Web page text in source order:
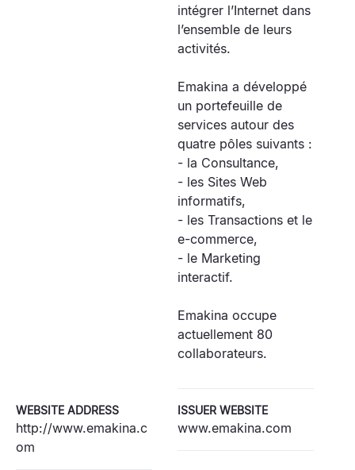
intégrer l’Internet dans
l’ensemble de leurs
activités.
Emakina a développé
un portefeuille de
services autour des
quatre pôles suivants :
- la Consultance,
- les Sites Web
informatifs,
- les Transactions et le
e-commerce,
- le Marketing
interactif.
Emakina occupe
actuellement 80
collaborateurs.
WEBSITE ADDRESS
http://www.emakina.c
om
ISSUER WEBSITE
www.emakina.com